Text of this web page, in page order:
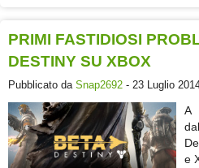
PRIMI FASTIDIOSI
DESTINY SU XBOX
Pubblicato da Snap2692 - 23 Luglio
e